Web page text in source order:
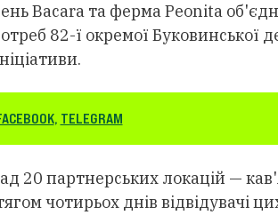
Bacara та ферма Peonita
82-ї окремої Буковинської
, TELEGRAM
20 партнерських локацій —
чотирьох днів відвідувачі